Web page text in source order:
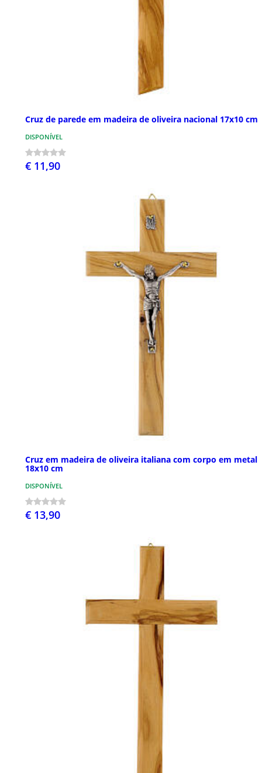
Cruz de parede em madeira de oliveira nacional 17x10 cm
DISPONÍVEL
€ 11,90
Cruz em madeira de oliveira italiana com corpo em metal
18x10 cm
DISPONÍVEL
€ 13,90